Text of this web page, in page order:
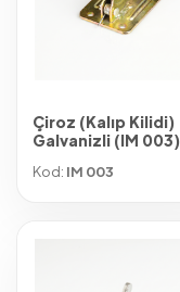
Çiroz (Kalıp Kilidi)
Galvanizli (IM 003)
Kod: IM 003